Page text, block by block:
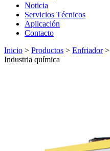
Noticia
Servicios Técnicos
Aplicación
Contacto
Inicio > Productos > Enfriador>
Industria química